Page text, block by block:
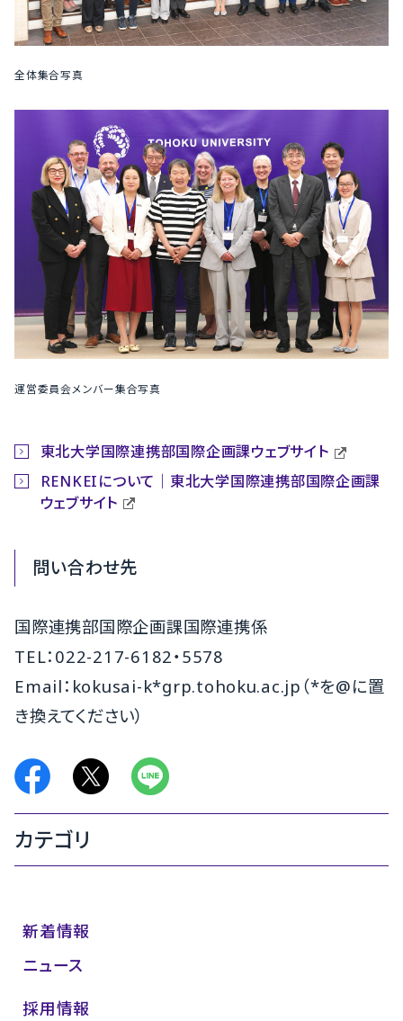
全体集合写真
運営委員会メンバー集合写真
東北大学国際連携部国際企画課ウェブサイト
RENKEIについて｜東北大学国際連携部国際企画課
ウェブサイト
問い合わせ先
国際連携部国際企画課国際連携係
TEL：022-217-6182・5578
Email：kokusai-k*grp.tohoku.ac.jp（*を@に置
き換えてください）
カテゴリ
新着情報
ニュース
採用情報